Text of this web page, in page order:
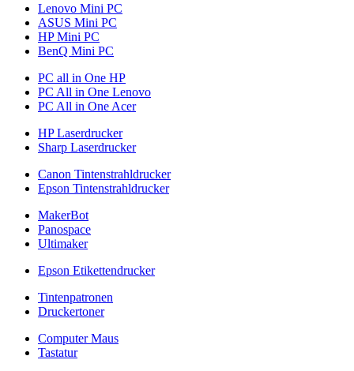
Lenovo Mini PC
ASUS Mini PC
HP Mini PC
BenQ Mini PC
PC all in One HP
PC All in One Lenovo
PC All in One Acer
HP Laserdrucker
Sharp Laserdrucker
Canon Tintenstrahldrucker
Epson Tintenstrahldrucker
MakerBot
Panospace
Ultimaker
Epson Etikettendrucker
Tintenpatronen
Druckertoner
Computer Maus
Tastatur